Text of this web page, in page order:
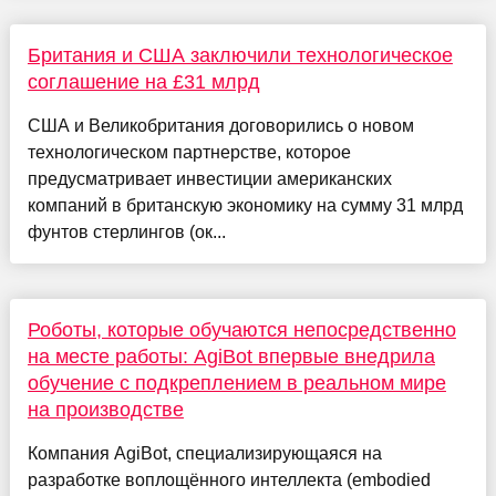
Британия и США заключили технологическое
соглашение на £31 млрд
США и Великобритания договорились о новом
технологическом партнерстве, которое
предусматривает инвестиции американских
компаний в британскую экономику на сумму 31 млрд
фунтов стерлингов (ок...
Роботы, которые обучаются непосредственно
на месте работы: AgiBot впервые внедрила
обучение с подкреплением в реальном мире
на производстве
Компания AgiBot, специализирующаяся на
разработке воплощённого интеллекта (embodied